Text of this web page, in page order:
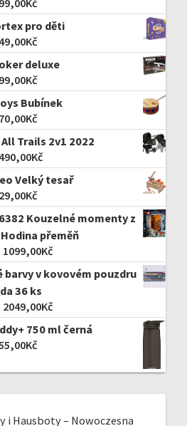
pro děti
Kč
deluxe
Kč
Bubínek
Kč
Trails 2v1 2022
Kč
Velký tesař
Kč
Kouzelné momenty z
přeměň
1099,00Kč
barvy v kovovém pouzdru
36 ks
2049,00Kč
750 ml černá
Kč
i Hausboty – Nowoczesna